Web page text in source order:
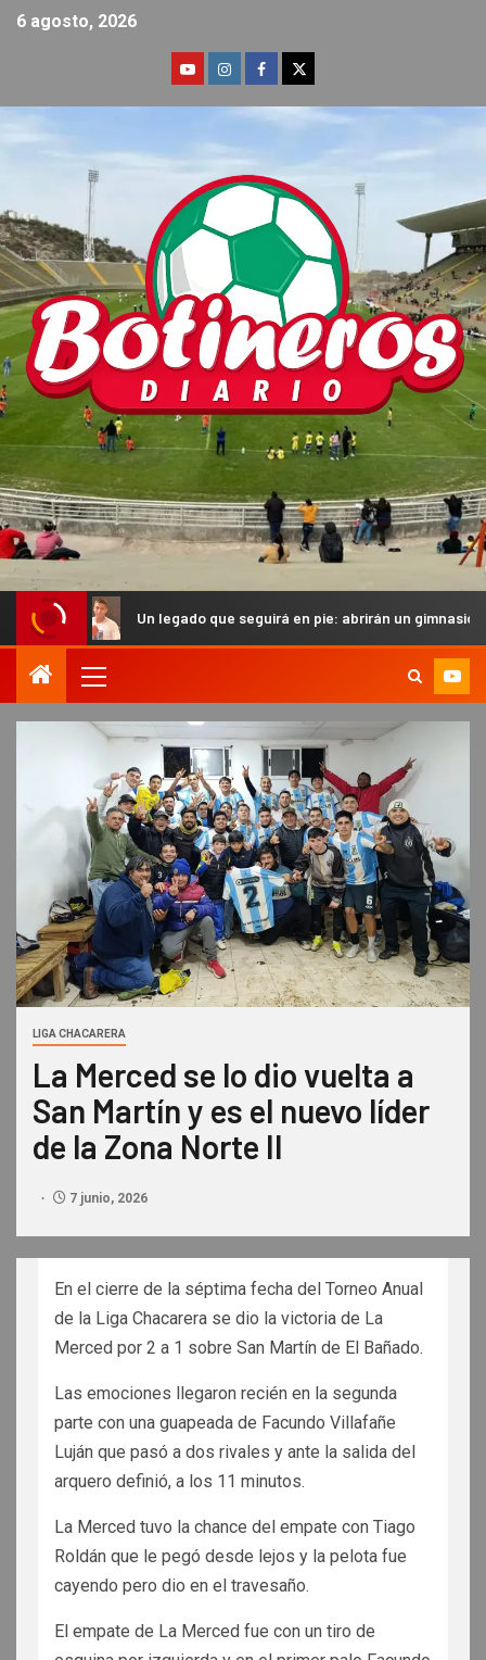
6 agosto, 2026
Un legado que seguirá en pie: abrirán un gimnasio en homenaje
LIGA CHACARERA
La Merced se lo dio vuelta a
San Martín y es el nuevo líder
de la Zona Norte II
7 junio, 2026
En el cierre de la séptima fecha del Torneo Anual
de la Liga Chacarera se dio la victoria de La
Merced por 2 a 1 sobre San Martín de El Bañado.
Las emociones llegaron recién en la segunda
parte con una guapeada de Facundo Villafañe
Luján que pasó a dos rivales y ante la salida del
arquero definió, a los 11 minutos.
La Merced tuvo la chance del empate con Tiago
Roldán que le pegó desde lejos y la pelota fue
cayendo pero dio en el travesaño.
El empate de La Merced fue con un tiro de